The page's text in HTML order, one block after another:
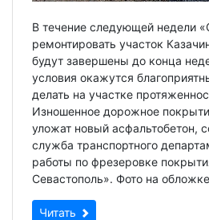
В течение следующей недели
ремонтировать участок
будут завершены до конца
условия окажутся
делать на участке
Изношенное дорожное
уложат новый асфальтобетон,
служба транспортного
работы по фрезеровке
Севастополь». Фото на
Читать